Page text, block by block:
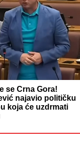
se Crna Gora!
najavio političku
koja će uzdrmati